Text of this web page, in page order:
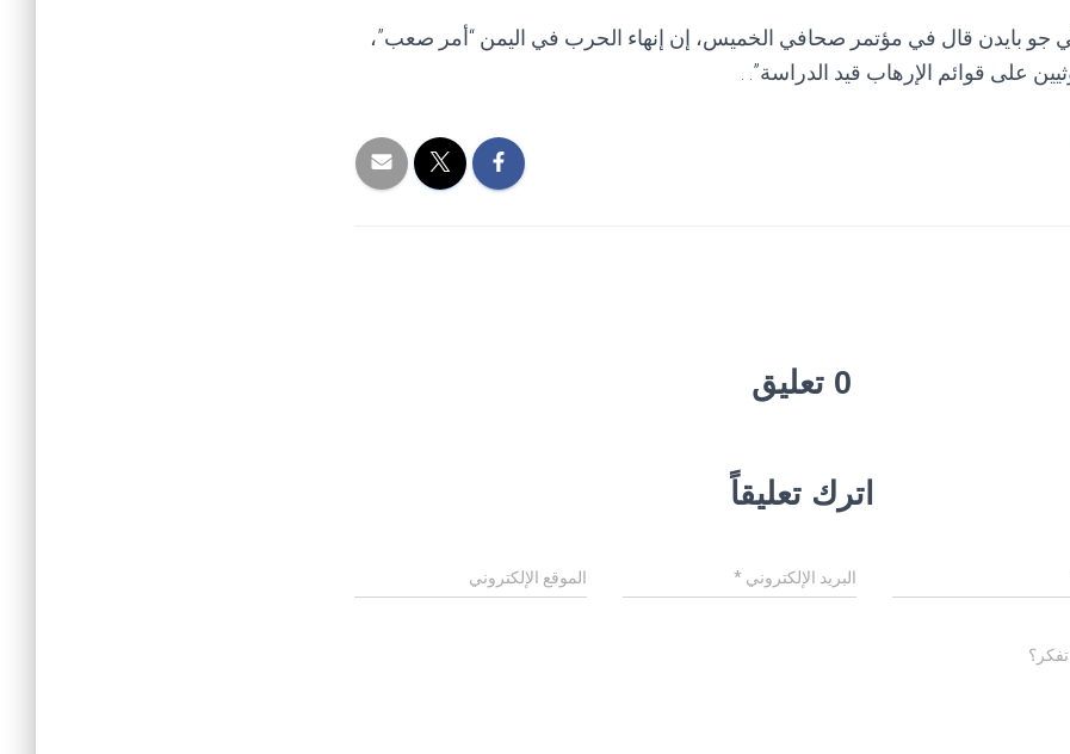
جو بايدن قال في مؤتمر صحافي الخميس، إن إنهاء الحرب في اليمن “أمر صعب”،
على قوائم الإرهاب قيد الدراسة”. .
0 تعليق
اترك تعليقاً
البريد الإلكتروني * الموقع الإلكتروني